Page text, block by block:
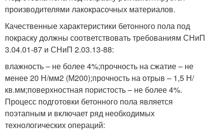
производителями лакокрасочных материалов.
Качественные характеристики бетонного пола под
покраску должны соответствовать требованиям СНиП
3.04.01-87 и СНиП 2.03.13-88:
влажность – не более 4%;прочность на сжатие – не
менее 20 Н/мм2 (М200);прочность на отрыв – 1,5 Н/
кв.мм;поверхностная пористость – не более 4%.
Процесс подготовки бетонного пола является
поэтапным и включает ряд необходимых
технологических операций: